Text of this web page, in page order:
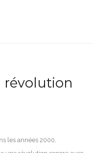
révolution
les années 2000,